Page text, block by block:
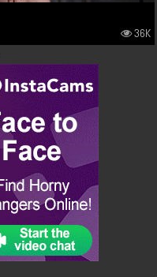
36K